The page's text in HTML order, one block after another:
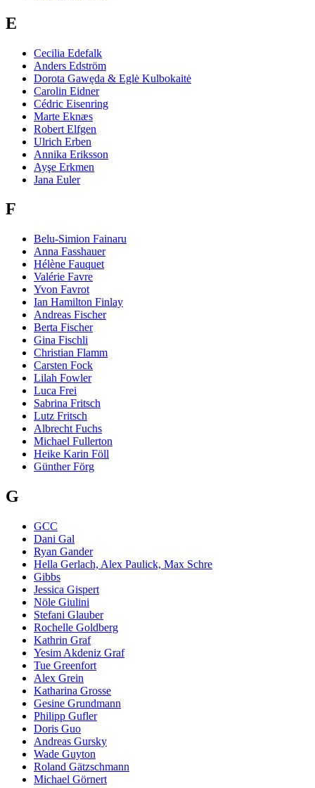
E
Cecilia Edefalk
Anders Edström
Dorota Gawęda & Eglė Kulbokaitė
Carolin Eidner
Cédric Eisenring
Marte Eknæs
Robert Elfgen
Ulrich Erben
Annika Eriksson
Ayşe Erkmen
Jana Euler
F
Belu-Simion Fainaru
Anna Fasshauer
Hélène Fauquet
Valérie Favre
Yvon Favrot
Ian Hamilton Finlay
Andreas Fischer
Berta Fischer
Gina Fischli
Christian Flamm
Carsten Fock
Lilah Fowler
Luca Frei
Sabrina Fritsch
Lutz Fritsch
Albrecht Fuchs
Michael Fullerton
Heike Karin Föll
Günther Förg
G
GCC
Dani Gal
Ryan Gander
Hella Gerlach, Alex Paulick, Max Schre
Gibbs
Jessica Gispert
Nöle Giulini
Stefani Glauber
Rochelle Goldberg
Kathrin Graf
Yesim Akdeniz Graf
Tue Greenfort
Alex Grein
Katharina Grosse
Gesine Grundmann
Philipp Gufler
Doris Guo
Andreas Gursky
Wade Guyton
Roland Gätzschmann
Michael Görnert